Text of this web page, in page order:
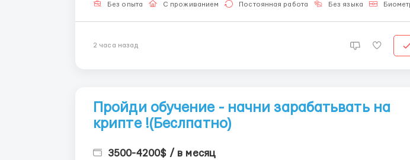
Без опыта С проживанием Постоянная работа Без языка
2 часа назад
Пройди обучение - начни зарабатьвать на
крипте !(Беслпатно)
3500-4200$ / в месяц